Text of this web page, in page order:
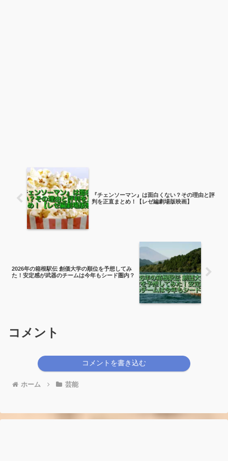
『チェンソーマン』は面白くない？その理由と評
判を正直まとめ！【レゼ編劇場版映画】
2026年の箱根駅伝 創価大学の順位を予想してみ
た！安定感が武器のチームは今年もシード圏内？
コメント
コメントを書き込む
ホーム 芸能